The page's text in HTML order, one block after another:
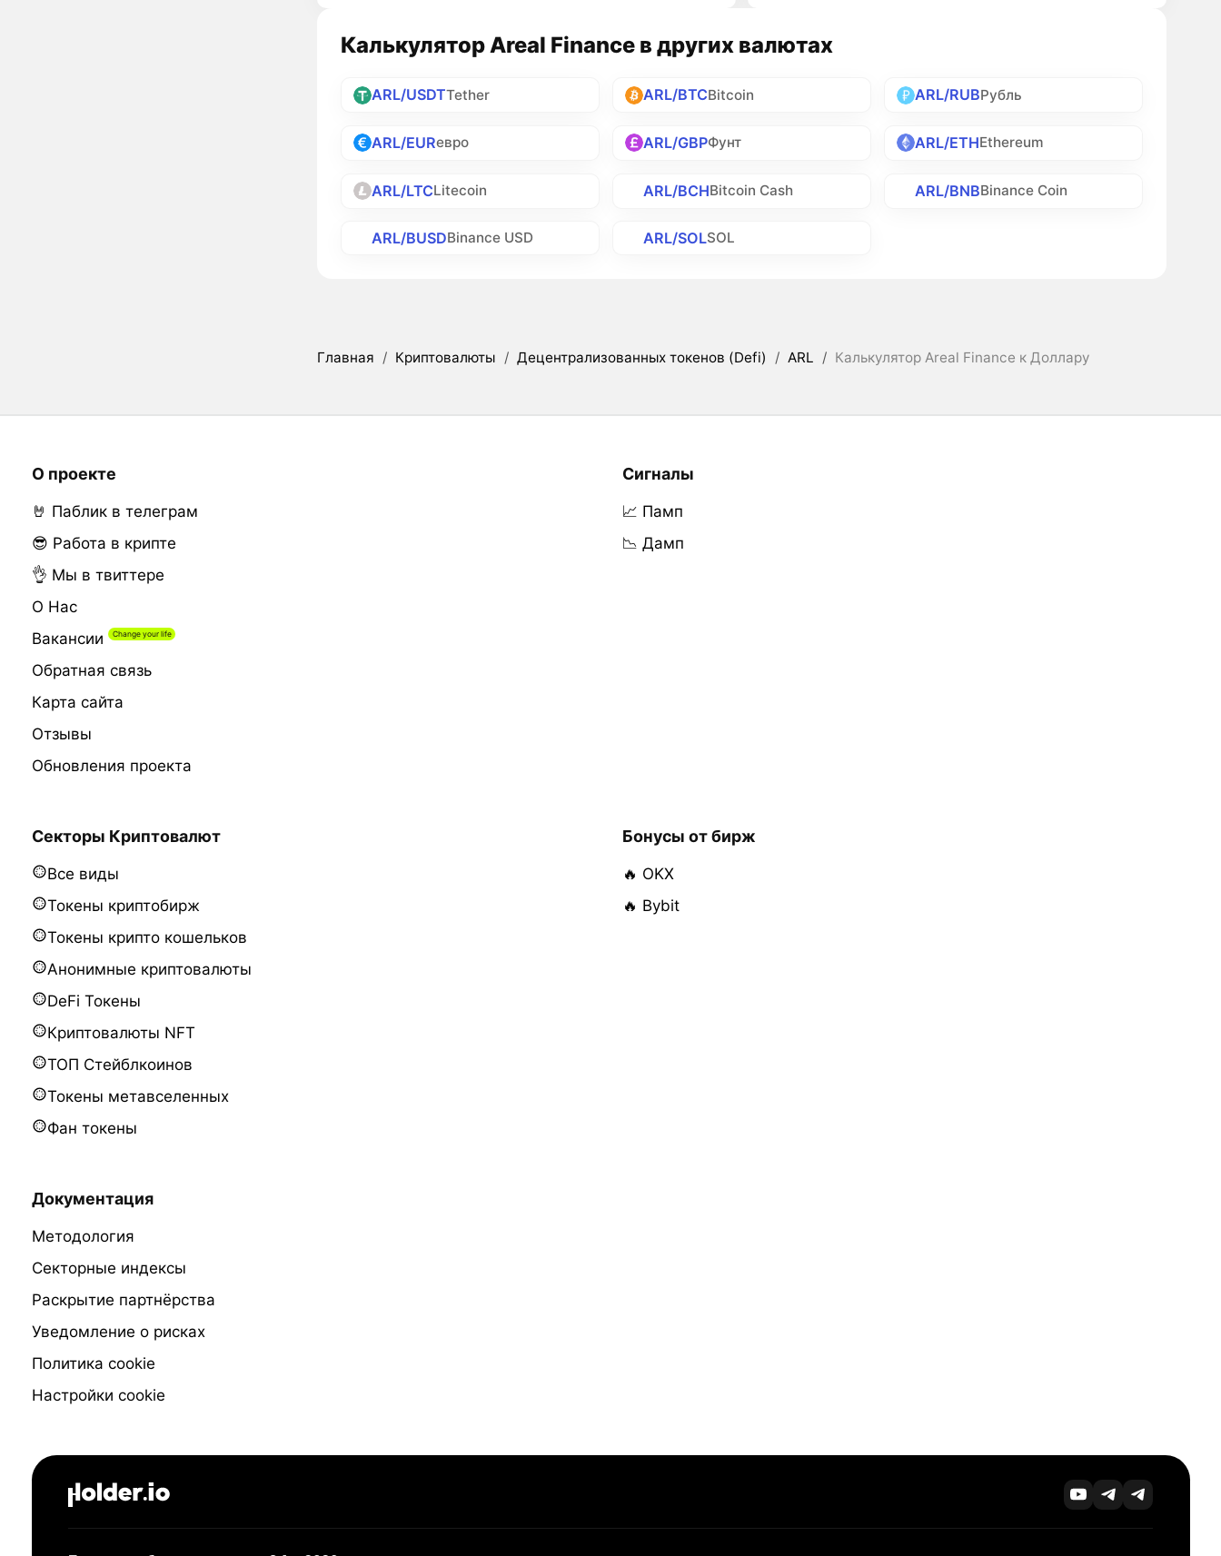
Калькулятор Areal Finance в других валютах
ARL/USDTTether ARL/BTCBitcoin ARL/RUBРубль
ARL/EURевро ARL/GBPФунт ARL/ETHEthereum
ARL/LTCLitecoin ARL/BCHBitcoin Cash ARL/BNBBinance Coin
ARL/BUSDBinance USD ARL/SOLSOL
Главная / Криптовалюты / Децентрализованных токенов (Defi) / ARL / Калькулятор Areal Finance к Доллару
О проекте
🤘 Паблик в телеграм
😎 Работа в крипте
👌 Мы в твиттере
О Нас
Вакансии
Обратная связь
Карта сайта
Отзывы
Обновления проекта
Сигналы
📈 Памп
📉 Дамп
Секторы Криптовалют
Все виды
Токены криптобирж
Токены крипто кошельков
Анонимные криптовалюты
DeFi Токены
Криптовалюты NFT
ТОП Стейблкоинов
Токены метавселенных
Фан токены
Бонусы от бирж
🔥 OKX
🔥 Bybit
Документация
Методология
Секторные индексы
Раскрытие партнёрства
Уведомление о рисках
Политика cookie
Настройки cookie